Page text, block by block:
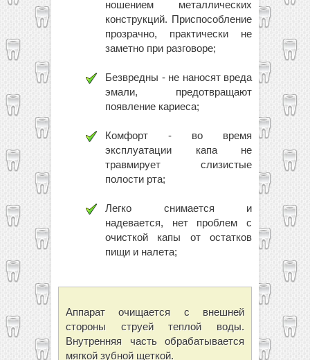
ношением металлических
конструкций. Приспособление
прозрачно, практически не
заметно при разговоре;
Безвредны - не наносят вреда
эмали, предотвращают
появление кариеса;
Комфорт - во время
эксплуатации капа не
травмирует слизистые
полости рта;
Легко снимается и
надевается, нет проблем с
очисткой капы от остатков
пищи и налета;
Аппарат очищается с внешней
стороны струей теплой воды.
Внутренняя часть обрабатывается
мягкой зубной щеткой.